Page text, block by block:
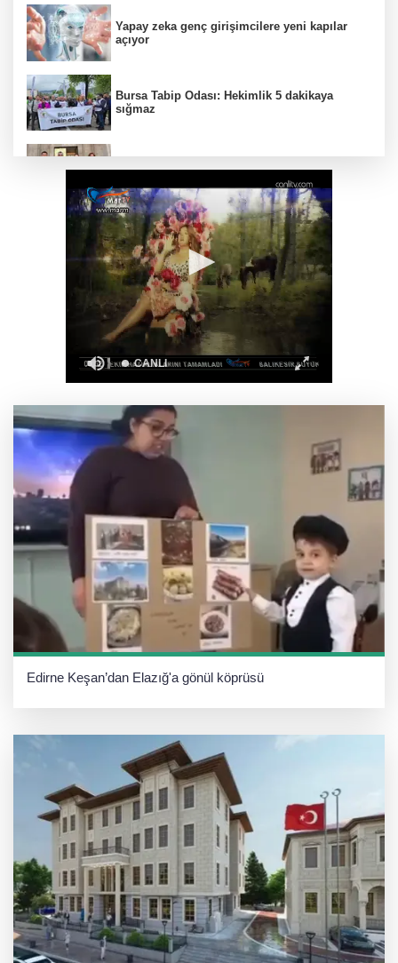
Yapay zeka genç girişimcilere yeni kapılar
açıyor
Bursa Tabip Odası: Hekimlik 5 dakikaya
sığmaz
Hakkari'de JİHA destekli operasyonda 253
kilo esrar ele geçirildi
Keşan Kent Konseyi'nden muhtarlara nezaket
ziyareti
İstanbul Maltepe’de çocuklar kitapların renkli
dünyasında
Edirne Keşan’dan Elazığ'a gönül köprüsü